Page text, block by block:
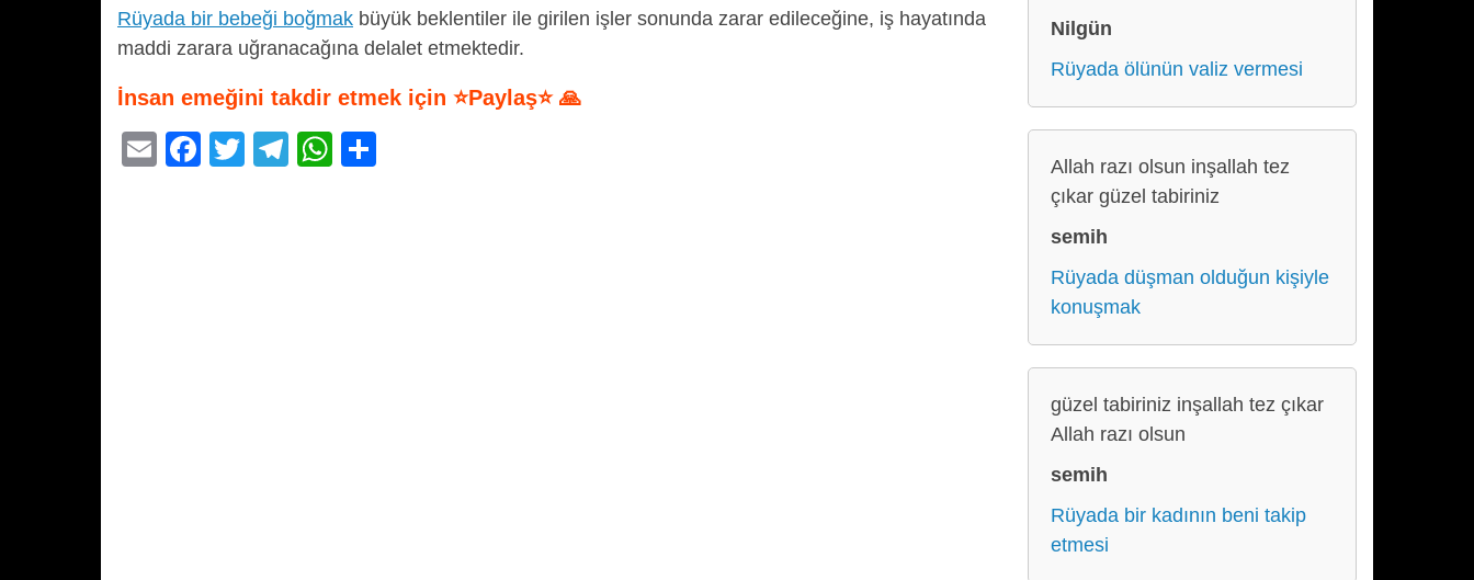
Rüyada bir bebeği boğmak büyük beklentiler ile girilen işler sonunda zarar edileceğine, iş hayatında
maddi zarara uğranacağına delalet etmektedir.
İnsan emeğini takdir etmek için ⭐Paylaş⭐ 🙏
E
F
T
T
W
Nilgün
Rüyada ölünün valiz vermesi
Allah razı olsun inşallah tez
çıkar güzel tabiriniz
semih
Rüyada düşman olduğun kişiyle
konuşmak
güzel tabiriniz inşallah tez çıkar
Allah razı olsun
semih
Rüyada bir kadının beni takip
etmesi